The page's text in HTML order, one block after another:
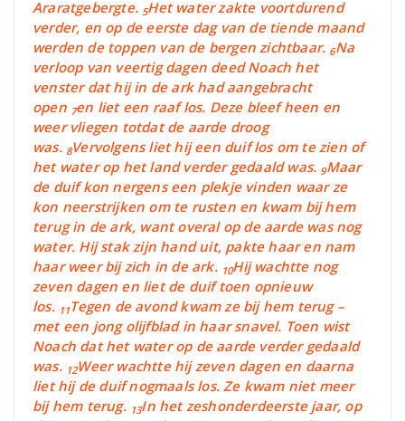
Araratgebergte. 5Het water zakte voortdurend
verder, en op de eerste dag van de tiende maand
werden de toppen van de bergen zichtbaar. 6Na
verloop van veertig dagen deed Noach het
venster dat hij in de ark had aangebracht
open 7en liet een raaf los. Deze bleef heen en
weer vliegen totdat de aarde droog
was. 8Vervolgens liet hij een duif los om te zien of
het water op het land verder gedaald was. 9Maar
de duif kon nergens een plekje vinden waar ze
kon neerstrijken om te rusten en kwam bij hem
terug in de ark, want overal op de aarde was nog
water. Hij stak zijn hand uit, pakte haar en nam
haar weer bij zich in de ark. 10Hij wachtte nog
zeven dagen en liet de duif toen opnieuw
los. 11Tegen de avond kwam ze bij hem terug –
met een jong olijfblad in haar snavel. Toen wist
Noach dat het water op de aarde verder gedaald
was. 12Weer wachtte hij zeven dagen en daarna
liet hij de duif nogmaals los. Ze kwam niet meer
bij hem terug. 13In het zeshonderdeerste jaar, op